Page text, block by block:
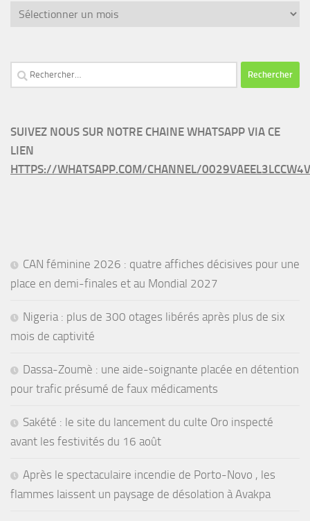
Archives
Rechercher :
SUIVEZ NOUS SUR NOTRE CHAINE WHATSAPP VIA CE
LIEN
HTTPS://WHATSAPP.COM/CHANNEL/
CAN féminine 2026 : quatre affiches décisives pour une
place en demi-finales et au Mondial 2027
Nigeria : plus de 300 otages libérés après plus de six
mois de captivité
Dassa-Zoumè : une aide-soignante placée en détention
pour trafic présumé de faux médicaments
Sakété : le site du lancement du culte Oro inspecté
avant les festivités du 16 août
Après le spectaculaire incendie de Porto-Novo , les
flammes laissent un paysage de désolation à Avakpa